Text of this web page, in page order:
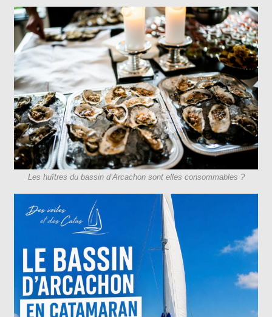
Les huîtres du bassin d’Arcachon sont elles consommables ?